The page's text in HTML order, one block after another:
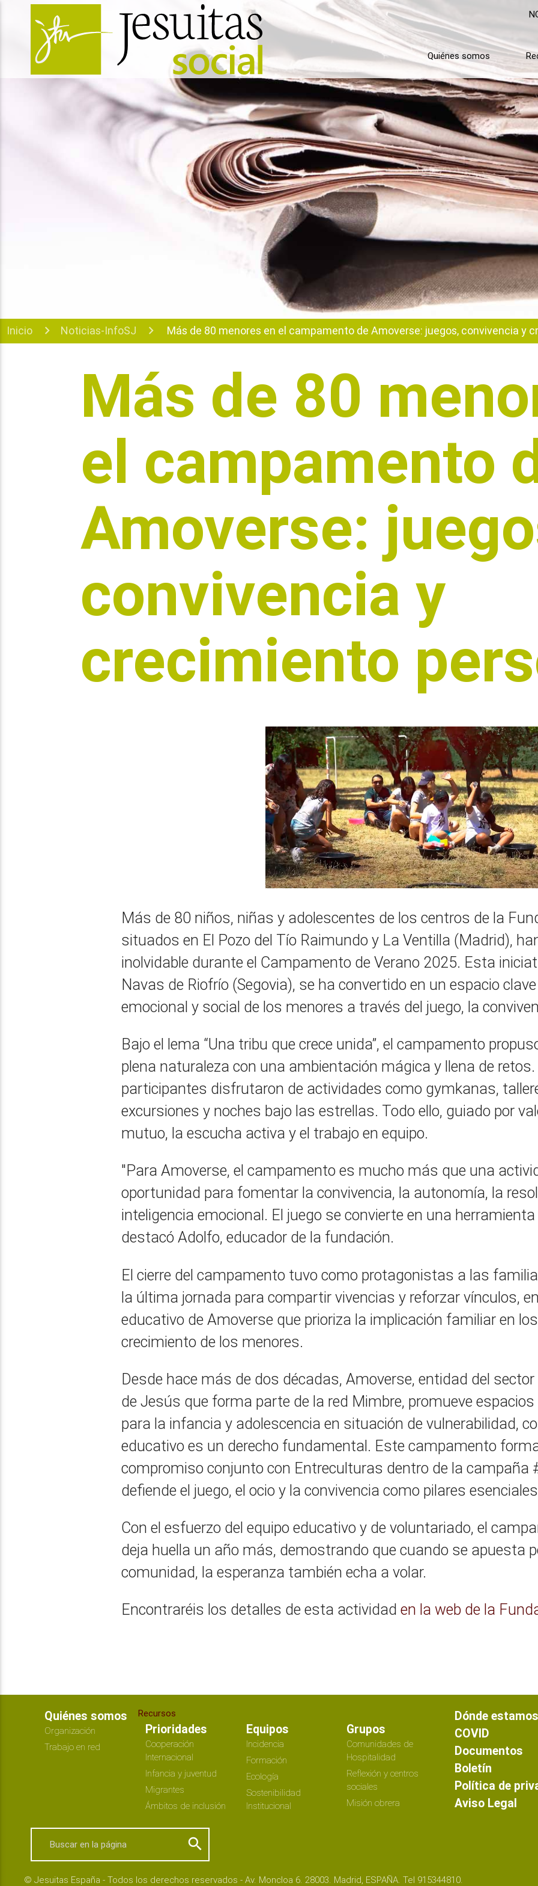
Quiénes somos
Inicio Noticias-InfoSJ Más de 80 menores en el campamento de Amoverse: juegos, convivencia y
Más de 80
el campamento
Amoverse:
convivencia y
crecimiento
Más de 80 niños, niñas y adolescentes de los centros de la
situados en El Pozo del Tío Raimundo y La Ventilla (Madrid),
inolvidable durante el Campamento de Verano 2025. Esta
Navas de Riofrío (Segovia), se ha convertido en un espacio
emocional y social de los menores a través del juego, la
Bajo el lema “Una tribu que crece unida”, el campamento
plena naturaleza con una ambientación mágica y llena de
participantes disfrutaron de actividades como gymkanas,
excursiones y noches bajo las estrellas. Todo ello, guiado por
mutuo, la escucha activa y el trabajo en equipo.
"Para Amoverse, el campamento es mucho más que una
oportunidad para fomentar la convivencia, la autonomía, la
inteligencia emocional. El juego se convierte en una
destacó Adolfo, educador de la fundación.
El cierre del campamento tuvo como protagonistas a las
la última jornada para compartir vivencias y reforzar vínculos,
educativo de Amoverse que prioriza la implicación familiar en
crecimiento de los menores.
Desde hace más de dos décadas, Amoverse, entidad del
de Jesús que forma parte de la red Mimbre, promueve
para la infancia y adolescencia en situación de vulnerabilidad,
educativo es un derecho fundamental. Este campamento
compromiso conjunto con Entreculturas dentro de la campaña
defiende el juego, el ocio y la convivencia como pilares
Con el esfuerzo del equipo educativo y de voluntariado, el
deja huella un año más, demostrando que cuando se apuesta
comunidad, la esperanza también echa a volar.
Encontraréis los detalles de esta actividad en la web de la
Quiénes somos
Organización
Trabajo en red
Recursos
Prioridades
Cooperación
Internacional
Infancia y juventud
Migrantes
Ámbitos de inclusión
Equipos
Incidencia
Formación
Ecología
Sostenibilidad
Institucional
Grupos
Comunidades de
Hospitalidad
Reflexión y centros
sociales
Misión obrera
Dónde estamos
COVID
Documentos
Boletín
Política de
Aviso Legal
search
© Jesuitas España - Todos los derechos reservados - Av. Moncloa 6. 28003. Madrid, ESPAÑA. Tel 915344810.